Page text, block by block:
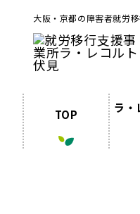
大阪・京都の障害者就労
TOP
ラ・